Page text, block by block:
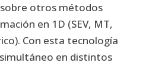
otros métodos
en 1D (SEV, MT,
Con esta tecnología
en distintos